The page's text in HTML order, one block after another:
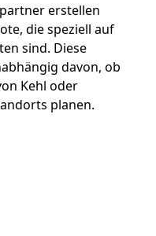
erstellen
die speziell auf
sind. Diese
davon, ob
Kehl oder
planen.